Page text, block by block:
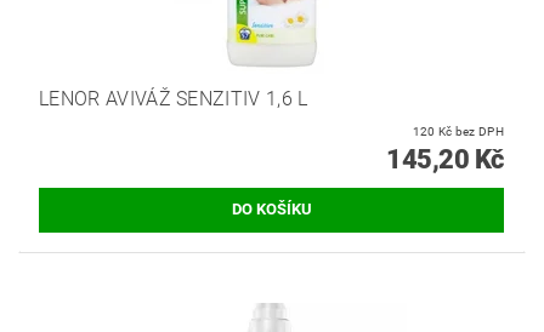
LENOR AVIVÁŽ SENZITIV 1,6 L
120 Kč bez DPH
145,20 Kč